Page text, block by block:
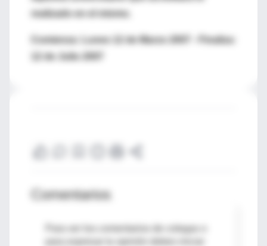
realizado en el mismo.
Comienza:
Lunes 12 de Marzo 2007 - Finaliza:
12 de Julio 2007
Comentarios
Para ver los comentarios de colegas o